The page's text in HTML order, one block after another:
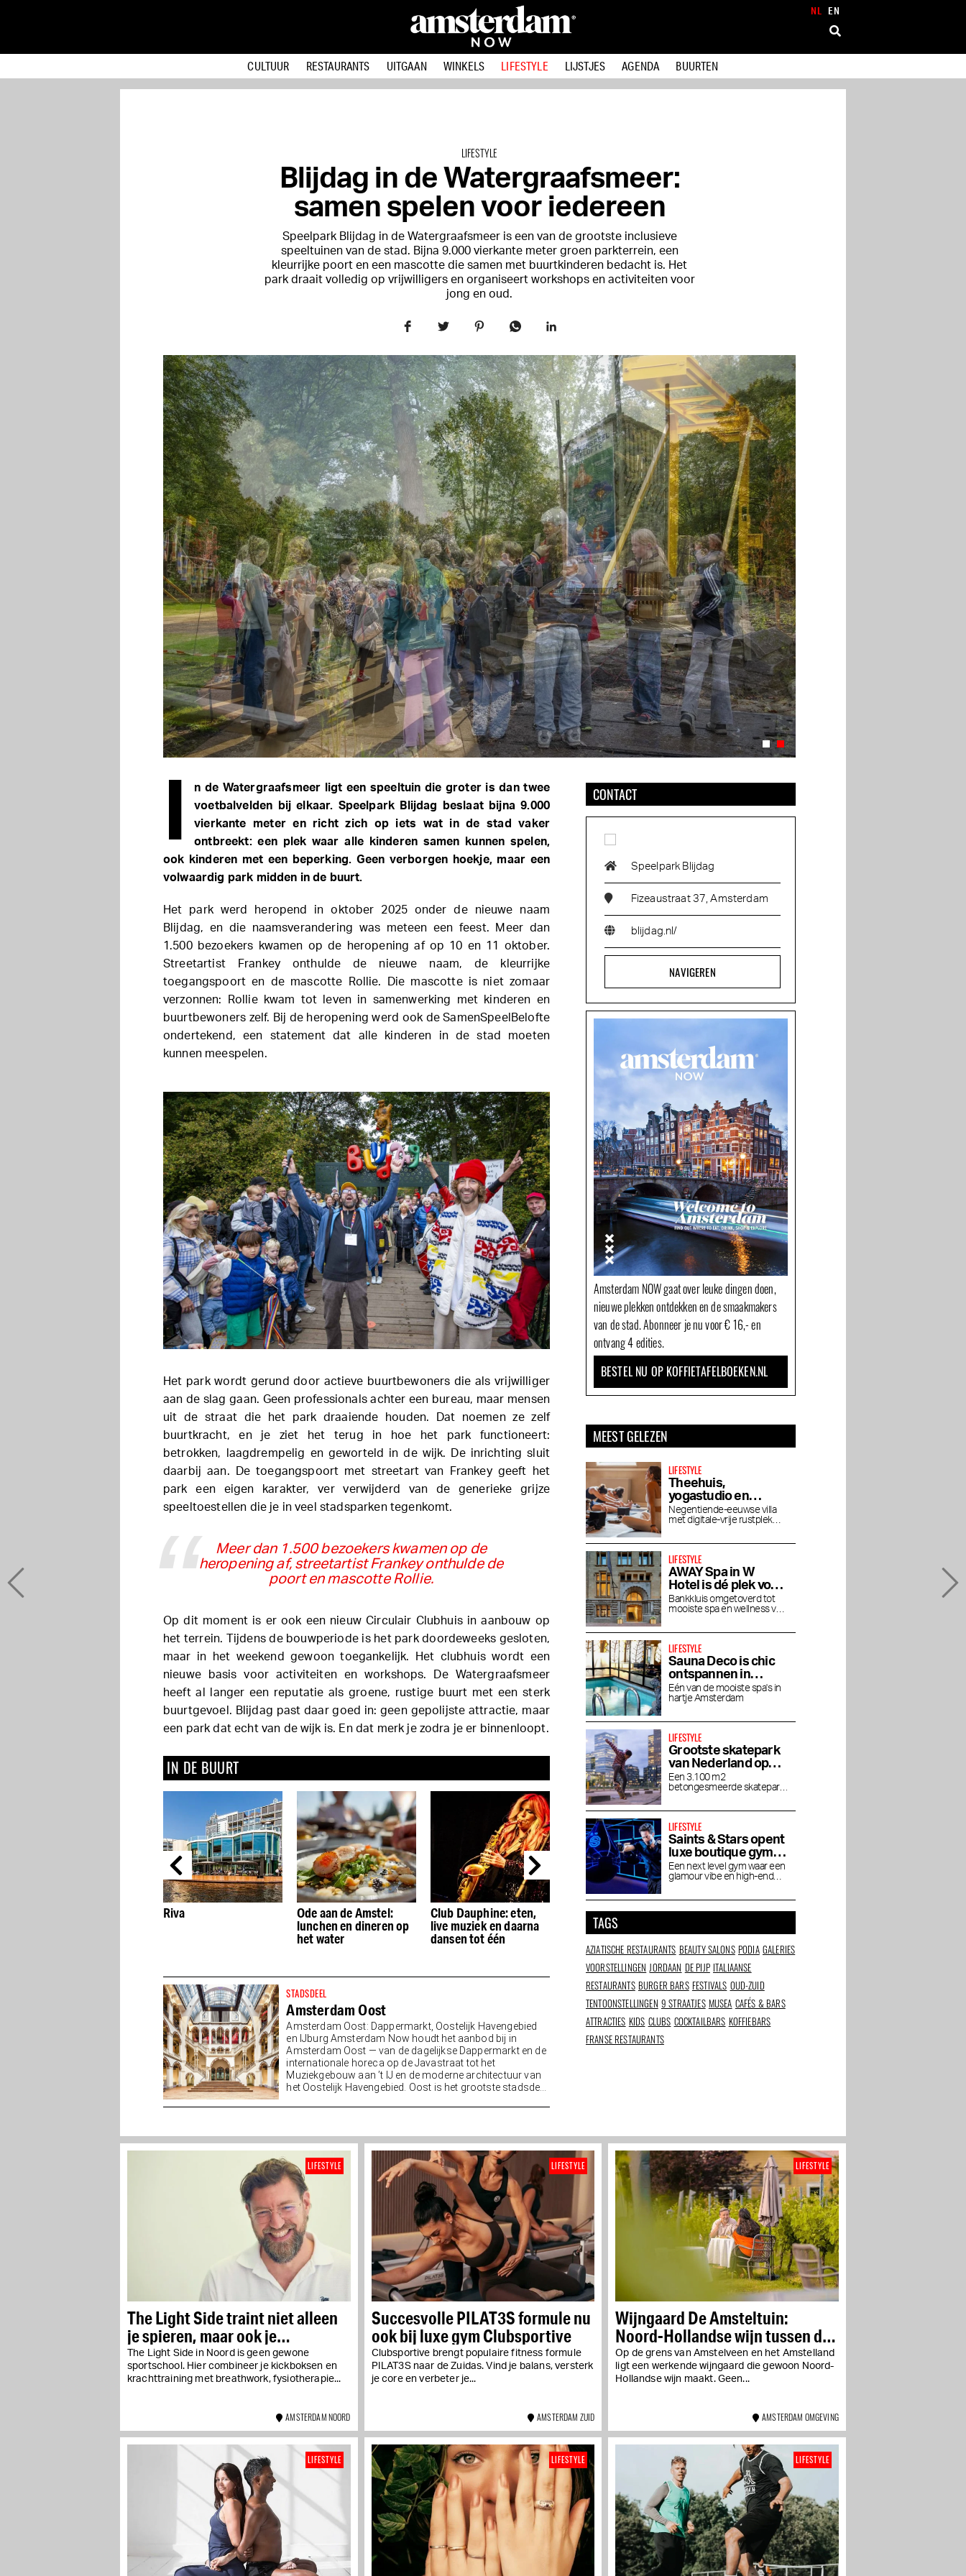
NL EN
CULTUUR RESTAURANTS UITGAAN WINKELS LIFESTYLE LIJSTJES AGENDA BUURTEN
LIFESTYLE
Blijdag in de Watergraafsmeer:
samen spelen voor iedereen
Speelpark Blijdag in de Watergraafsmeer is een van de grootste inclusieve
speeltuinen van de stad. Bijna 9.000 vierkante meter groen parkterrein, een
kleurrijke poort en een mascotte die samen met buurtkinderen bedacht is. Het
park draait volledig op vrijwilligers en organiseert workshops en activiteiten voor
jong en oud.
I
n de Watergraafsmeer ligt een speeltuin die groter is dan twee
voetbalvelden bij elkaar. Speelpark Blijdag beslaat bijna 9.000
vierkante meter en richt zich op iets wat in de stad vaker
ontbreekt: een plek waar alle kinderen samen kunnen spelen,
ook kinderen met een beperking. Geen verborgen hoekje, maar een
volwaardig park midden in de buurt.
Het park werd heropend in oktober 2025 onder de nieuwe naam
Blijdag, en die naamsverandering was meteen een feest. Meer dan
1.500 bezoekers kwamen op de heropening af op 10 en 11 oktober.
Streetartist Frankey onthulde de nieuwe naam, de kleurrijke
toegangspoort en de mascotte Rollie. Die mascotte is niet zomaar
verzonnen: Rollie kwam tot leven in samenwerking met kinderen en
buurtbewoners zelf. Bij de heropening werd ook de SamenSpeelBelofte
ondertekend, een statement dat alle kinderen in de stad moeten
kunnen meespelen.
Het park wordt gerund door actieve buurtbewoners die als vrijwilliger
aan de slag gaan. Geen professionals achter een bureau, maar mensen
uit de straat die het park draaiende houden. Dat noemen ze zelf
buurtkracht, en je ziet het terug in hoe het park functioneert:
betrokken, laagdrempelig en geworteld in de wijk. De inrichting sluit
daarbij aan. De toegangspoort met streetart van Frankey geeft het
park een eigen karakter, ver verwijderd van de generieke grijze
speeltoestellen die je in veel stadsparken tegenkomt.
Meer dan 1.500 bezoekers kwamen op de
heropening af, streetartist Frankey onthulde de
poort en mascotte Rollie.
Op dit moment is er ook een nieuw Circulair Clubhuis in aanbouw op
het terrein. Tijdens de bouwperiode is het park doordeweeks gesloten,
maar in het weekend gewoon toegankelijk. Het clubhuis wordt een
nieuwe basis voor activiteiten en workshops. De Watergraafsmeer
heeft al langer een reputatie als groene, rustige buurt met een sterk
buurtgevoel. Blijdag past daar goed in: geen gepolijste attractie, maar
een park dat echt van de wijk is. En dat merk je zodra je er binnenloopt.
IN DE BUURT
Riva
Ode aan de Amstel:
lunchen en dineren op
het water
Club Dauphine: eten,
live muziek en daarna
dansen tot één
EAST de nieuwe
huiskamer van Hotel
Casa
Rooftop bar GAPP is de
boven Oost
STADSDEEL
Amsterdam Oost
Amsterdam Oost: Dappermarkt, Oostelijk Havengebied
en IJburg Amsterdam Now houdt het aanbod bij in
Amsterdam Oost — van de dagelijkse Dappermarkt en de
internationale horeca op de Javastraat tot het
Muziekgebouw aan ’t IJ en de moderne architectuur van
het Oostelijk Havengebied. Oost is het grootste stadsdeel
CONTACT
Speelpark Blijdag
Fizeaustraat 37, Amsterdam
blijdag.nl/
NAVIGEREN
Amsterdam NOW gaat over leuke dingen doen,
nieuwe plekken ontdekken en de smaakmakers
van de stad. Abonneer je nu voor € 16,- en
ontvang 4 edities.
BESTEL NU OP KOFFIETAFELBOEKEN.NL
MEEST GELEZEN
LIFESTYLE
Theehuis,
yogastudio en
wellness De Roos in
Vondelpark
Negentiende-eeuwse villa
met digitale-vrije rustplek
LIFESTYLE
AWAY Spa in W
Hotel is dé plek voor
een middag baden
in luxe
Bankkluis omgetoverd tot
mooiste spa en wellness van
LIFESTYLE
Sauna Deco is chic
ontspannen in
Parijse allure
Één van de mooiste spa's in
hartje Amsterdam
LIFESTYLE
Grootste skatepark
van Nederland op
Zeeburgereiland
Een 3.100 m2
betongesmeerde skatepark
LIFESTYLE
Saints & Stars opent
luxe boutique gym in
Oud-Zuid
Een next level gym waar een
glamour vibe en high-end
TAGS
AZIATISCHE RESTAURANTS BEAUTY SALONS PODIA GALERIES
VOORSTELLINGEN JORDAAN DE PIJP ITALIAANSE
RESTAURANTS BURGER BARS FESTIVALS OUD-ZUID
TENTOONSTELLINGEN 9 STRAATJES MUSEA CAFÉS & BARS
ATTRACTIES KIDS CLUBS COCKTAILBARS KOFFIEBARS
FRANSE RESTAURANTS
The Light Side traint niet alleen
je spieren, maar ook je
zenuwstelsel
The Light Side in Noord is geen gewone
sportschool. Hier combineer je kickboksen en
krachttraining met breathwork, fysiotherapie...
LIFESTYLE
AMSTERDAM NOORD
Succesvolle PILAT3S formule nu
ook bij luxe gym Clubsportive
Clubsportive brengt populaire fitness formule
PILAT3S naar de Zuidas. Vind je balans, versterk
je core en verbeter je...
LIFESTYLE
AMSTERDAM ZUID
Wijngaard De Amsteltuin:
Noord-Hollandse wijn tussen de
ranken
Op de grens van Amstelveen en het Amstelland
ligt een werkende wijngaard die gewoon Noord-
Hollandse wijn maakt. Geen...
LIFESTYLE
AMSTERDAM OMGEVING
LIFESTYLE LIFESTYLE LIFESTYLE